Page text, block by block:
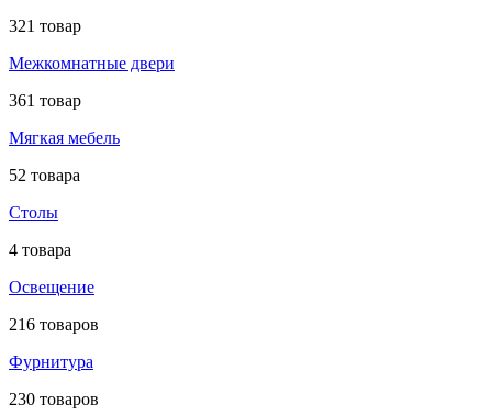
321 товар
Межкомнатные двери
361 товар
Мягкая мебель
52 товара
Столы
4 товара
Освещение
216 товаров
Фурнитура
230 товаров